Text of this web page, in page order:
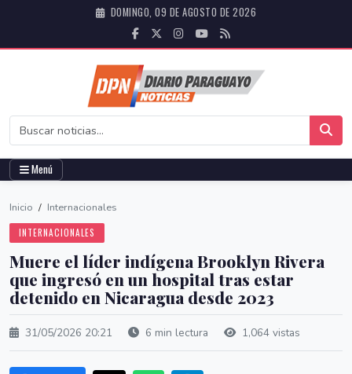
DOMINGO, 09 DE AGOSTO DE 2026
Menú
Inicio / Internacionales
INTERNACIONALES
Muere el líder indígena Brooklyn Rivera
que ingresó en un hospital tras estar
detenido en Nicaragua desde 2023
31/05/2026 20:21 6 min lectura 1,064 vistas